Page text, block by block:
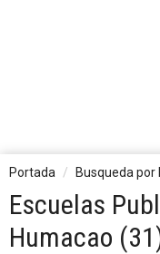
Portada Busqueda por
Escuelas
Humacao